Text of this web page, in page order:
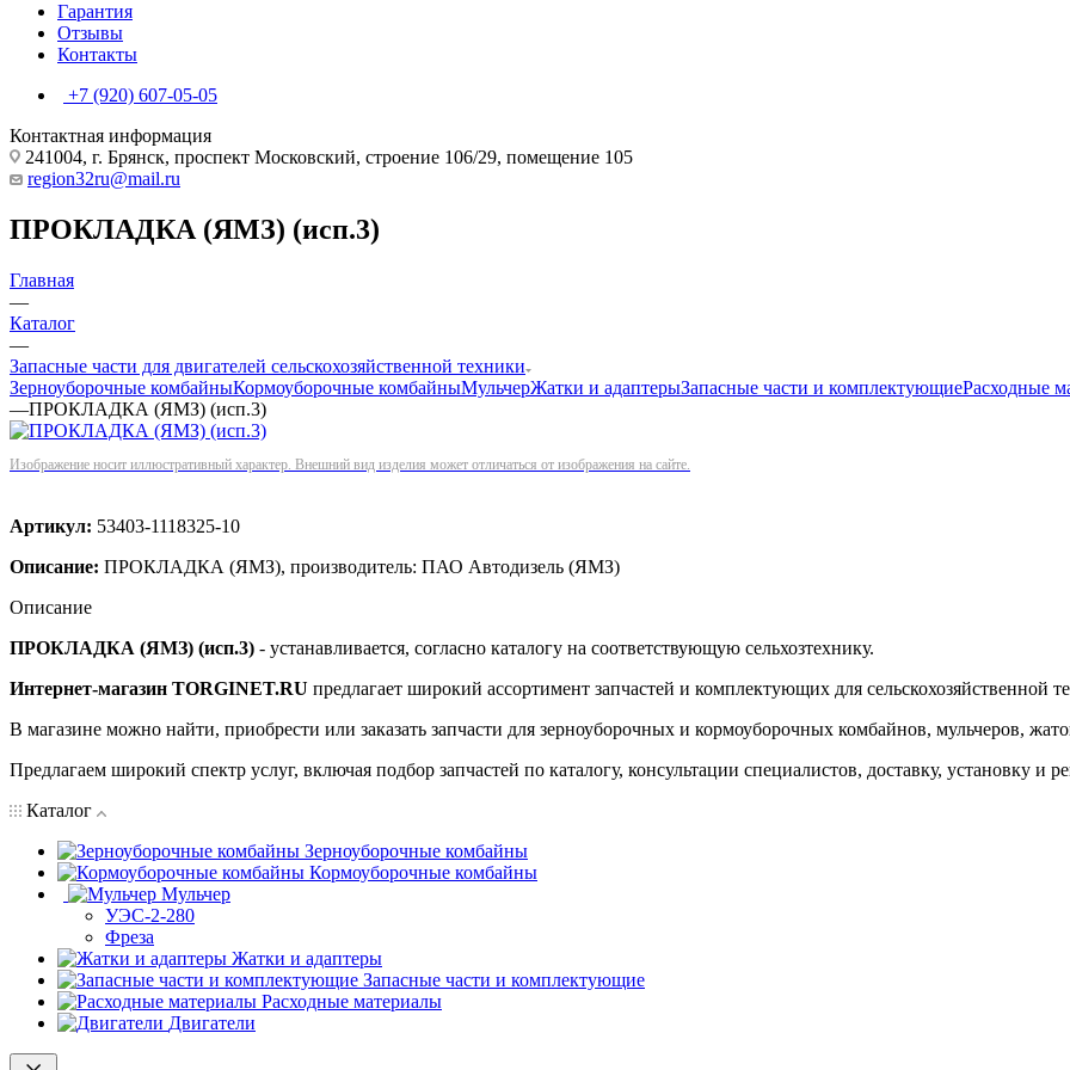
Гарантия
Отзывы
Контакты
+7 (920) 607-05-05
Контактная информация
241004, г. Брянск, проспект Московский, строение 106/29, помещение 105
region32ru@mail.ru
ПРОКЛАДКА (ЯМЗ) (исп.3)
Главная
—
Каталог
—
Запасные части для двигателей сельскохозяйственной техники
Зерноуборочные комбайныКормоуборочные комбайныМульчерЖатки и адаптерыЗапасные части и комплектующиеРасходные
—ПРОКЛАДКА (ЯМЗ) (исп.3)
Изображение носит иллюстративный характер. Внешний вид изделия может отличаться от изображения на сайте.
Артикул: 53403-1118325-10
Описание: ПРОКЛАДКА (ЯМЗ), производитель: ПАО Автодизель (ЯМЗ)
Описание
ПРОКЛАДКА (ЯМЗ) (исп.3) - устанавливается, согласно каталогу на соответствующую сельхозтехнику.
Интернет-магазин TORGINET.RU предлагает широкий ассортимент запчастей и комплектующих для сельскохозяйственной
В магазине можно найти, приобрести или заказать запчасти для зерноуборочных и кормоуборочных комбайнов, мульчеров,
Предлагаем широкий спектр услуг, включая подбор запчастей по каталогу, консультации специалистов, доставку, установку и
Каталог
Зерноуборочные комбайны
Кормоуборочные комбайны
Мульчер
УЭС-2-280
Фреза
Жатки и адаптеры
Запасные части и комплектующие
Расходные материалы
Двигатели